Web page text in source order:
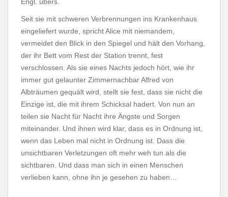
Seit sie mit schweren Verbrennungen ins Krankenhaus
eingeliefert wurde, spricht Alice mit niemandem,
vermeidet den Blick in den Spiegel und hält den Vorhang,
der ihr Bett vom Rest der Station trennt, fest
verschlossen. Als sie eines Nachts jedoch hört, wie ihr
immer gut gelaunter Zimmernachbar Alfred von
Albträumen gequält wird, stellt sie fest, dass sie nicht die
Einzige ist, die mit ihrem Schicksal hadert. Von nun an
teilen sie Nacht für Nacht ihre Ängste und Sorgen
miteinander. Und ihnen wird klar, dass es in Ordnung ist,
wenn das Leben mal nicht in Ordnung ist. Dass die
unsichtbaren Verletzungen oft mehr weh tun als die
sichtbaren. Und dass man sich in einen Menschen
verlieben kann, ohne ihn je gesehen zu haben…